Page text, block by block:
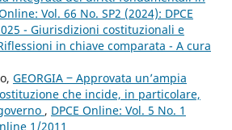
Vol. 66 No. SP2 (2024): DPCE
- Giurisdizioni costituzionali e
in chiave comparata - A cura
GEORGIA ‒ Approvata un’ampia
che incide, in particolare,
, DPCE Online: Vol. 5 No. 1
1/2011